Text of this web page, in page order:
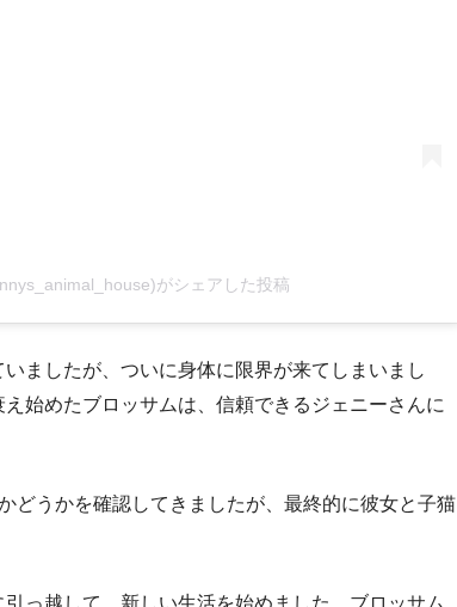
がシェアした投稿
ましたが、ついに身体に限界が来てしまいまし
始めたブロッサムは、信頼できるジェニーさんに
どうかを確認してきましたが、最終的に彼女と子猫